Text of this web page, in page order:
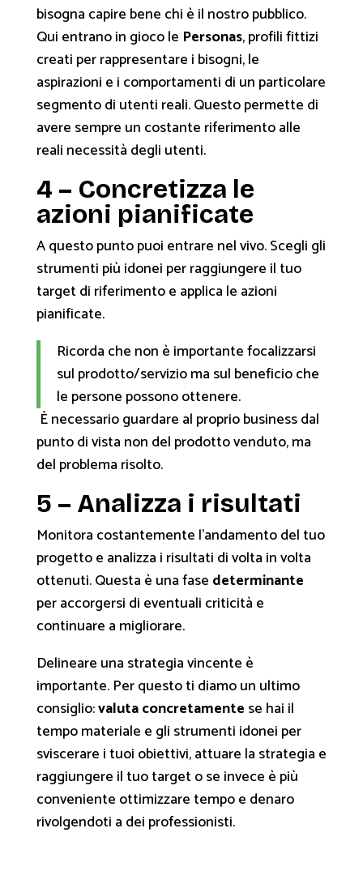
bisogna capire bene chi è il nostro pubblico.
Qui entrano in gioco le Personas, profili fittizi
creati per rappresentare i bisogni, le
aspirazioni e i comportamenti di un particolare
segmento di utenti reali. Questo permette di
avere sempre un costante riferimento alle
reali necessità degli utenti.
4 – Concretizza le
azioni pianificate
A questo punto puoi entrare nel vivo. Scegli gli
strumenti più idonei per raggiungere il tuo
target di riferimento e applica le azioni
pianificate.
Ricorda che non è importante focalizzarsi
sul prodotto/servizio ma sul beneficio che
le persone possono ottenere.
È necessario guardare al proprio business dal
punto di vista non del prodotto venduto, ma
del problema risolto.
5 – Analizza i risultati
Monitora costantemente l’andamento del tuo
progetto e analizza i risultati di volta in volta
ottenuti. Questa è una fase determinante
per accorgersi di eventuali criticità e
continuare a migliorare.
Delineare una strategia vincente è
importante. Per questo ti diamo un ultimo
consiglio:valuta concretamente se hai il
tempo materiale e gli strumenti idonei per
sviscerare i tuoi obiettivi, attuare la strategia e
raggiungere il tuo target o se invece è più
conveniente ottimizzare tempo e denaro
rivolgendoti a dei professionisti.